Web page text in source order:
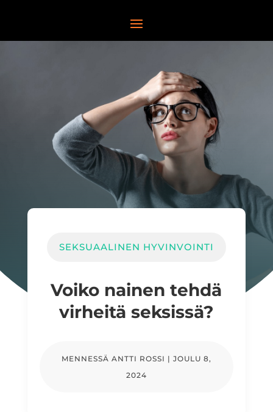
SEKSUAALINEN HYVINVOINTI
Voiko nainen tehdä
virheitä seksissä?
MENNESSÄ ANTTI ROSSI | JOULU 8,
2024